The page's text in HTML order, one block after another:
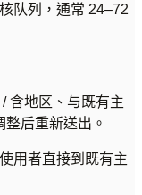
队列，通常 24–72
含地区、与既有主
后重新送出。
用者直接到既有主